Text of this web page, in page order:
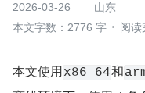
2026-03-26
山东
本文字数：2776 字
阅读
本文使用x86_64和